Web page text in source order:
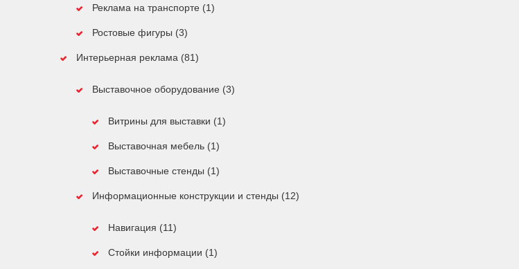
Реклама на транспорте (1)
Ростовые фигуры (3)
Интерьерная реклама (81)
Выставочное оборудование (3)
Витрины для выставки (1)
Выставочная мебель (1)
Выставочные стенды (1)
Информационные конструкции и стенды (12)
Навигация (11)
Стойки информации (1)